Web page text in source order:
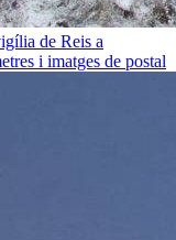
de Reis a
i imatges de postal